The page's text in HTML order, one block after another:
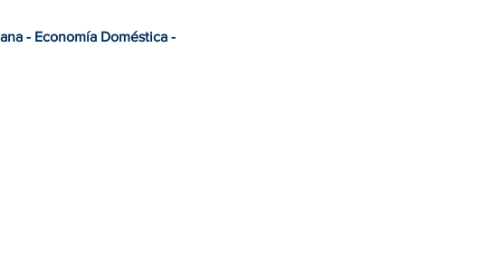
- Economía Doméstica -